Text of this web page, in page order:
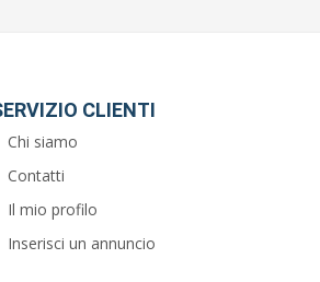
CLIENTI
Chi siamo
Contatti
Il mio profilo
Inserisci un annuncio